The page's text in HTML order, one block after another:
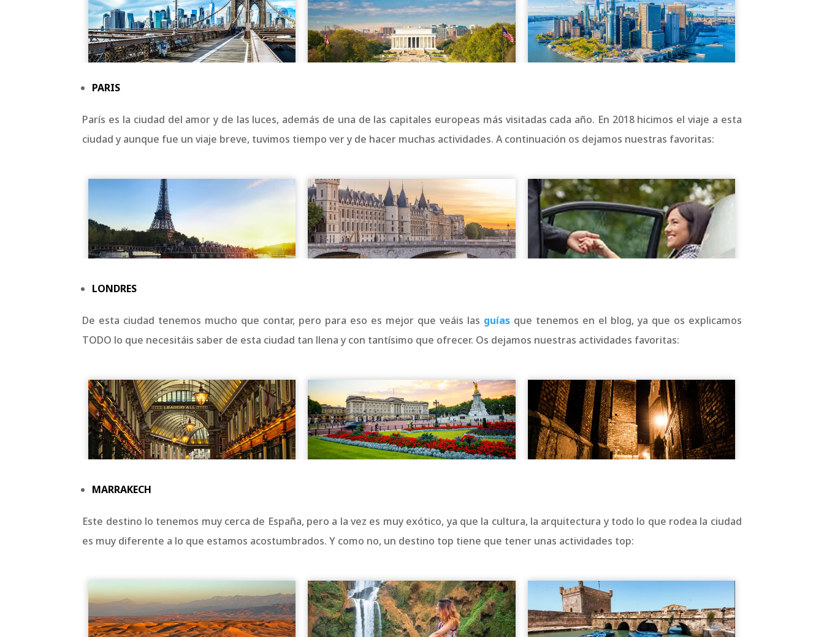
PARIS
París es la ciudad del amor y de las luces, además de una de las capitales europeas más visitadas cada año. En 2018 hicimos el viaje a esta
ciudad y aunque fue un viaje breve, tuvimos tiempo ver y de hacer muchas actividades. A continuación os dejamos nuestras favoritas:
LONDRES
De esta ciudad tenemos mucho que contar, pero para eso es mejor que veáis las guías que tenemos en el blog, ya que os explicamos
TODO lo que necesitáis saber de esta ciudad tan llena y con tantísimo que ofrecer. Os dejamos nuestras actividades favoritas:
MARRAKECH
Este destino lo tenemos muy cerca de España, pero a la vez es muy exótico, ya que la cultura, la arquitectura y todo lo que rodea la ciudad
es muy diferente a lo que estamos acostumbrados. Y como no, un destino top tiene que tener unas actividades top: